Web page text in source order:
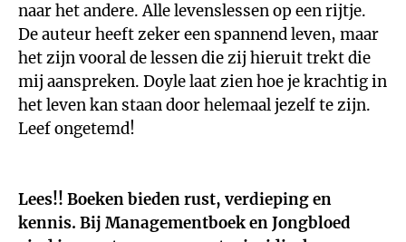
naar het andere. Alle levenslessen op een rijtje.
De auteur heeft zeker een spannend leven, maar
het zijn vooral de lessen die zij hieruit trekt die
mij aanspreken. Doyle laat zien hoe je krachtig in
het leven kan staan door helemaal jezelf te zijn.
Leef ongetemd!
Lees!! Boeken biedenrust, verdieping en
kennis. Bij Managementboek enJongbloed